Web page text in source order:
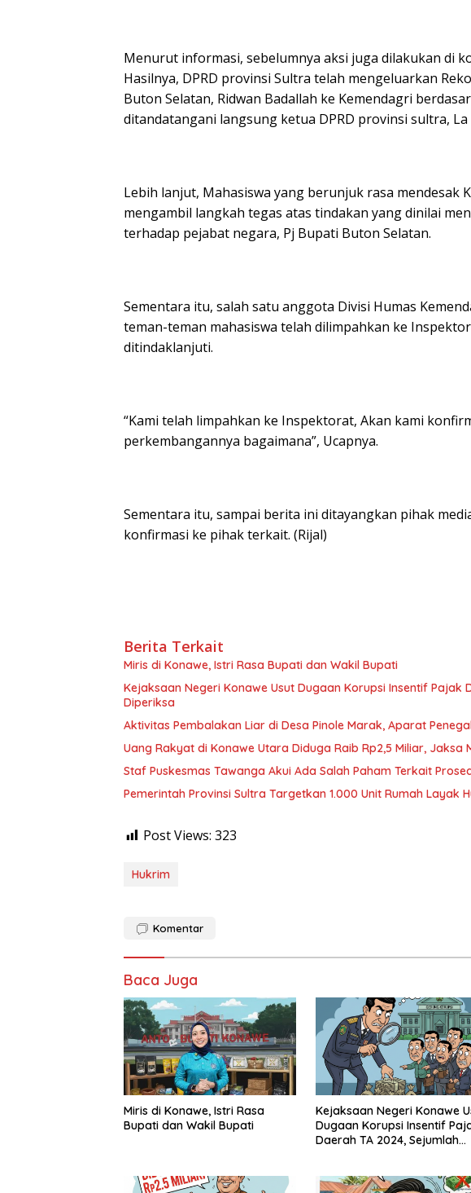
Menurut informasi, sebelumnya aksi juga dilakukan di
Hasilnya, DPRD provinsi Sultra telah mengeluarkan
Buton Selatan, Ridwan Badallah ke Kemendagri
ditandatangani langsung ketua DPRD provinsi sultra, La
Lebih lanjut, Mahasiswa yang berunjuk rasa mendesak
mengambil langkah tegas atas tindakan yang dinilai
terhadap pejabat negara, Pj Bupati Buton Selatan.
Sementara itu, salah satu anggota Divisi Humas
teman-teman mahasiswa telah dilimpahkan ke
ditindaklanjuti.
“Kami telah limpahkan ke Inspektorat, Akan kami
perkembangannya bagaimana”, Ucapnya.
Sementara itu, sampai berita ini ditayangkan pihak
konfirmasi ke pihak terkait. (Rijal)
Berita Terkait
Miris di Konawe, Istri Rasa Bupati dan Wakil Bupati
Kejaksaan Negeri Konawe Usut Dugaan Korupsi Insentif Pajak
Diperiksa
Aktivitas Pembalakan Liar di Desa Pinole Marak, Aparat
Uang Rakyat di Konawe Utara Diduga Raib Rp2,5 Miliar, Jaksa
Staf Puskesmas Tawanga Akui Ada Salah Paham Terkait
Pemerintah Provinsi Sultra Targetkan 1.000 Unit Rumah Layak
Post Views: 323
Hukrim
Komentar
Baca Juga
Miris di Konawe, Istri Rasa
Bupati dan Wakil Bupati
Kejaksaan Negeri Konawe
Dugaan Korupsi Insentif
Daerah TA 2024, Sejumlah